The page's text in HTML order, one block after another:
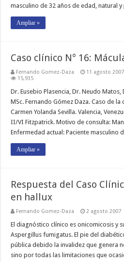
masculino de 32 años de edad, natural
Ampliar »
Caso clínico N° 16:
Fernando Gomez-Daza 11 agosto 2007
15,935
Dr. Eusebio Plasencia, Dr. Neudo Matos,
MSc. Fernando Gómez Daza. Caso de
Carmen Yolanda Sevilla. Valencia,
II/VI Fitzpatrick. Motivo de consulta:
Enfermedad actual: Paciente masculino
Ampliar »
Respuesta del Caso
en hallux
Fernando Gomez-Daza 2 agosto 2007
El diagnóstico clínico es onicomicosis y
Aspergillus fumigatus. El pie del
pública debido la invalidez que genera
sino por todas las limitaciones que